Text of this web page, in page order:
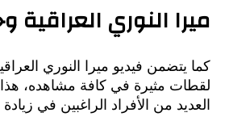
النوري العراقية
فيديو ميرا النوري العراقية
مثيرة في كافة مشاهده، هذا ما
من الأفراد الراغبين في زيادة